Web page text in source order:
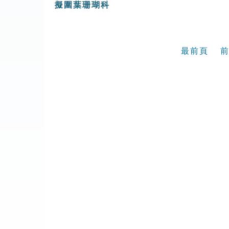
擬圍葉珊瑚科
最前頁